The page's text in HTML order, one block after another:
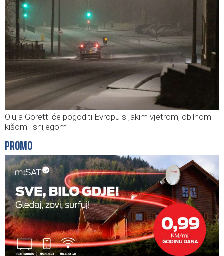
Oluja Goretti će pogoditi Evropu s jakim vjetrom, obilnom
kišom i snijegom
PROMO